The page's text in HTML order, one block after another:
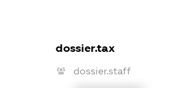
dossier.tax
dossier.staff